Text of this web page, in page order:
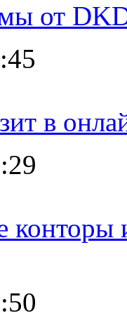
от
в
конторы